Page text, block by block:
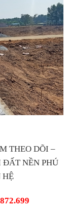
THEO DÕI –
NỀN PHÚ
HỆ